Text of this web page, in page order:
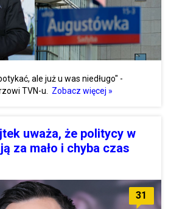
ale już u was niedługo" -
TVN-u.
Zobacz więcej »
uważa, że politycy w
za mało i chyba czas
31